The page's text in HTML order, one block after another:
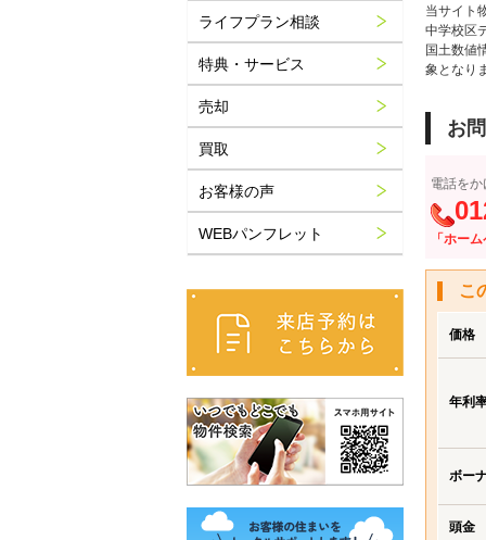
当サイト
中学校区
国土数値
象となり
お
電話を
「ホー
こ
価格
年利
ボー
頭金
ライフプラン相談
特典・サービス
売却
買取
お客様の声
WEBパンフレット